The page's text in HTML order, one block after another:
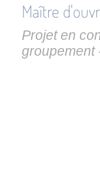
Maître
Projet en
groupement